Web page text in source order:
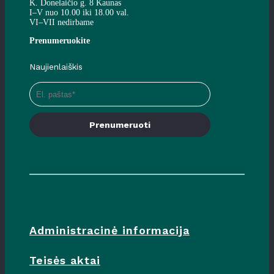
K. Donelaičio g. 8 Kaunas
I–V nuo 10.00 iki 18.00 val.
VI–VII nedirbame
Prenumeruokite
Naujienlaiškis
Prenumeruoti
Administracinė informacija
Teisės aktai